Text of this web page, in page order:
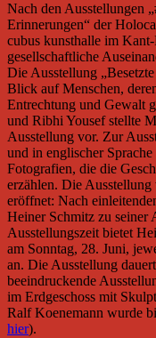
Nach den Ausstellungen
Erinnerungen“ der
cubus kunsthalle im
gesellschaftliche
Die Ausstellung
Blick auf Menschen,
Entrechtung und Gewalt
und Ribhi Yousef stellte
Ausstellung vor. Zur
und in englischer
Fotografien, die die
erzählen. Die
eröffnet: Nach
Heiner Schmitz zu seiner
Ausstellungszeit bietet
am Sonntag, 28. Juni,
an. Die Ausstellung
beeindruckende
im Erdgeschoss mit
Ralf Koenemann wurde
hier).